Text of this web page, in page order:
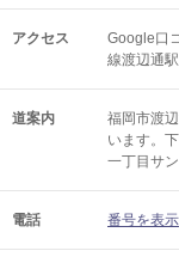
アクセス
Google口
線渡辺通
道案内
福岡市渡
います。
一丁目サ
電話 番号を表示